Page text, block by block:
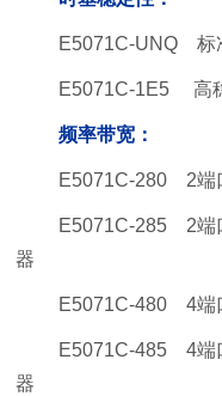
E5071C-UNQ 标
E5071C-1E5 高
频率带宽：
E5071C-280 2端
E5071C-285 2端
器
E5071C-480 4端
E5071C-485 4端
器